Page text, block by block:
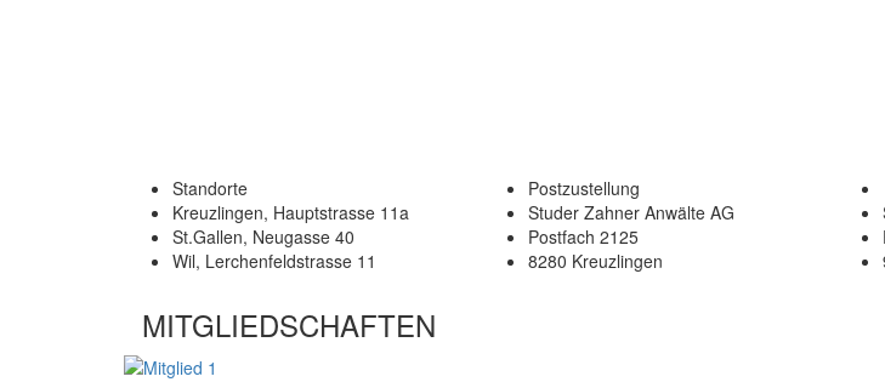
Standorte
Kreuzlingen, Hauptstrasse 11a
St.Gallen, Neugasse 40
Wil, Lerchenfeldstrasse 11
Postzustellung
Studer Zahner Anwälte AG
Postfach 2125
8280 Kreuzlingen
MITGLIEDSCHAFTEN